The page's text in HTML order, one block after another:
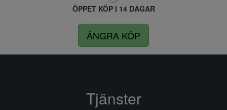
ÖPPET KÖP I 14 DAGAR
ÅNGRA KÖP
Tjänster